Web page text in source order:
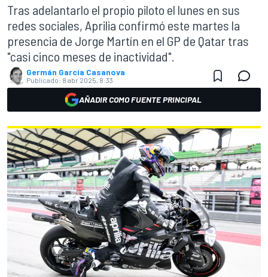
Tras adelantarlo el propio piloto el lunes en sus
redes sociales, Aprilia confirmó este martes la
presencia de Jorge Martín en el GP de Qatar tras
"casi cinco meses de inactividad".
Germán Garcia Casanova
Publicado: 8 abr 2025, 8:33
AÑADIR COMO FUENTE PRINCIPAL